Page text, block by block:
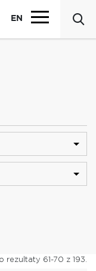
EN
rezultaty 61-70 z 193.